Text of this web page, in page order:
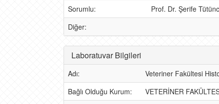
Sorumlu:
Prof. Dr. Şerife
Diğer:
Laboratuvar Bilgileri
Adı:
Veteriner Fakültesi
Bağlı Olduğu Kurum:
VETERİNER